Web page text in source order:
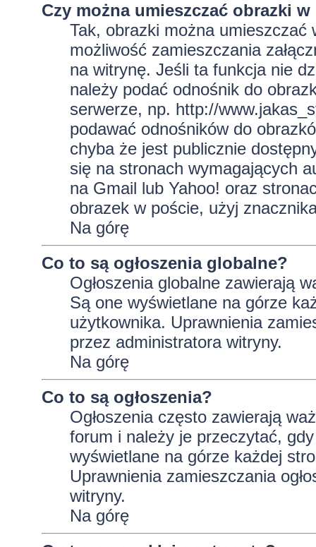
Czy można umieszczać obrazki
Tak, obrazki można umieszczać
możliwość zamieszczania
na witrynę. Jeśli ta funkcja nie
należy podać odnośnik do
serwerze, np. http://
podawać odnośników do
chyba że jest publicznie
się na stronach wymagających
na Gmail lub Yahoo! oraz
obrazek w poście, użyj
Na górę
Co to są ogłoszenia globalne?
Ogłoszenia globalne zawierają
Są one wyświetlane na górze
użytkownika. Uprawnienia
przez administratora witryny.
Na górę
Co to są ogłoszenia?
Ogłoszenia często zawierają
forum i należy je przeczytać,
wyświetlane na górze każdej
Uprawnienia zamieszczania
witryny.
Na górę